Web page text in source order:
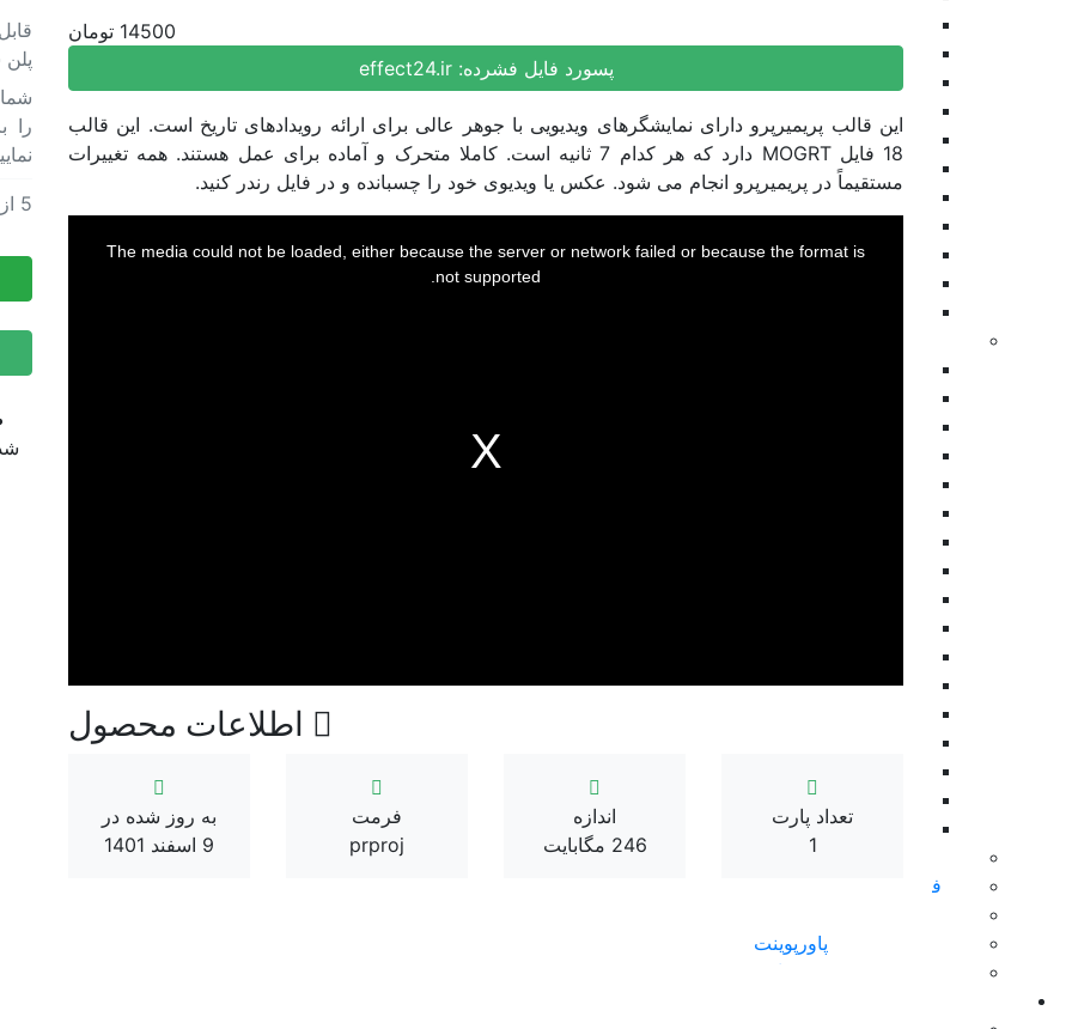
وله و اینترو
تیزر تبلیغاتی
اسلایدشو
عناوین زیرنویس
اینفوگرافیک
ابزار پریمیر
المان پریمیر
ویژوالایزر موزیک
سینمافوردی
فاینال کات و اپل موشن
پاورپوینت
زیبراش
14500 تومان
پسورد فایل فشرده:effect24.ir
این قالب پریمیرپرو دارای نمایشگرهای ویدیویی با جوهر عالی برای ارائه رویدادهای تاریخ است. این قالب
18 فایل MOGRT دارد که هر کدام 7 ثانیه است. کاملا متحرک و آماده برای عمل هستند. همه تغییرات
مستقیماً در پریمیرپرو انجام می شود. عکس یا ویدیوی خود را چسبانده و در فایل رندر کنید.
The media could not be loaded, either because the server or network failed or because the format is
not supported.
اطلاعات محصول
تعداد پارت
1
اندازه
246 مگابایت
فرمت
prproj
به روز شده در
9 اسفند 1401
را
5